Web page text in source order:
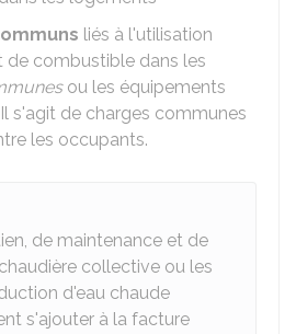
liés à l'utilisation
de combustible dans les
ou les équipements
s'agit de charges communes
les occupants.
de maintenance et de
collective ou les
d'eau chaude
s'ajouter à la facture